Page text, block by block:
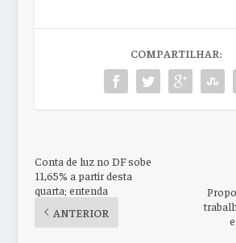
COMPARTILHAR:
Conta de luz no DF sobe
11,65% a partir desta
quarta; entenda
ANTERIOR